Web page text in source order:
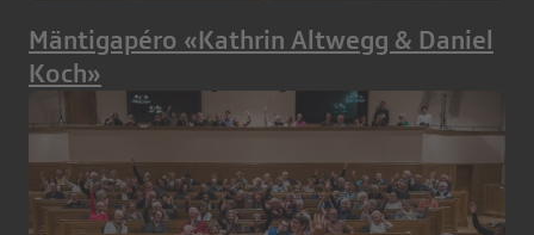
Mäntigapéro «Kathrin Altwegg & Daniel
Koch»